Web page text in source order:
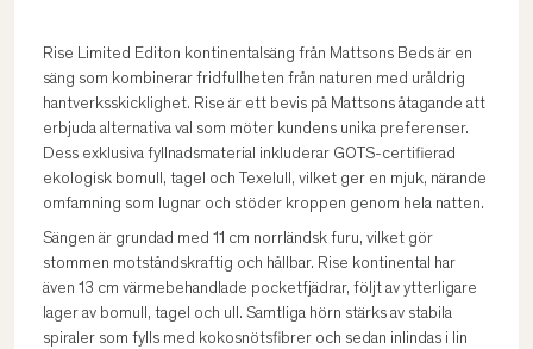
Rise Limited Editon kontinentalsäng från Mattsons Beds är en
säng som kombinerar fridfullheten från naturen med uråldrig
hantverksskicklighet. Rise är ett bevis på Mattsons åtagande att
erbjuda alternativa val som möter kundens unika preferenser.
Dess exklusiva fyllnadsmaterial inkluderar GOTS-certifierad
ekologisk bomull, tagel och Texelull, vilket ger en mjuk, närande
omfamning som lugnar och stöder kroppen genom hela natten.
Sängen är grundad med 11 cm norrländsk furu, vilket gör
stommen motståndskraftig och hållbar. Rise kontinental har
även 13 cm värmebehandlade pocketfjädrar, följt av ytterligare
lager av bomull, tagel och ull. Samtliga hörn stärks av stabila
spiraler som fylls med kokosnötsfibrer och sedan inlindas i lin